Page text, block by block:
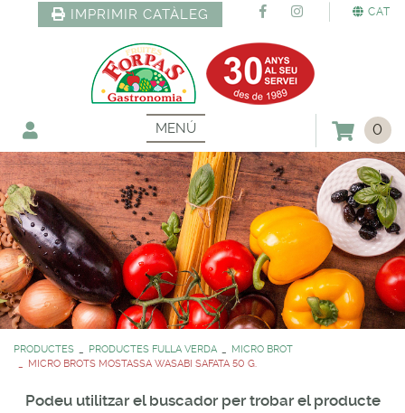
CAT
IMPRIMIR CATÀLEG
MENÚ 0
PRODUCTES PRODUCTES FULLA VERDA
MICRO BROT
MICRO BROTS MOSTASSA WASABI SAFATA 50 G.
Podeu utilitzar el buscador per trobar el producte